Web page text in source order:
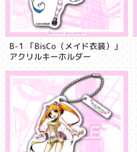
B-1 「BisCo（メイド衣装）」
アクリルキーホルダー